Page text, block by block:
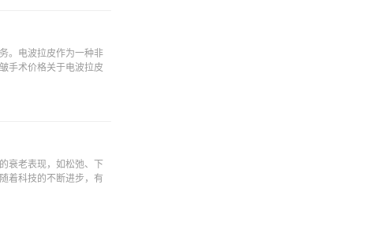
。电波拉皮作为一种非
手术价格关于电波拉皮
衰老表现，如松弛、下
着科技的不断进步，有